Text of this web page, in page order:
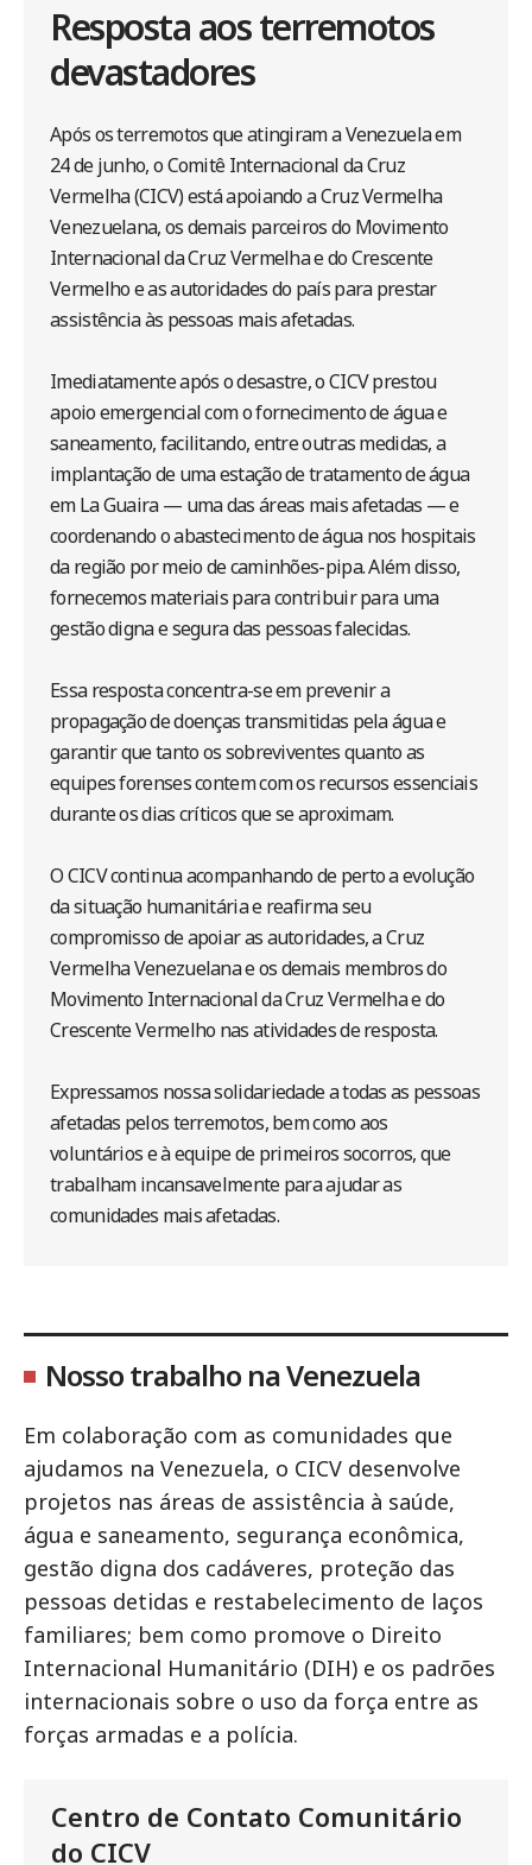
Resposta aos terremotos
devastadores
Após os terremotos que atingiram a Venezuela em
24 de junho, o Comitê Internacional da Cruz
Vermelha (CICV) está apoiando a Cruz Vermelha
Venezuelana, os demais parceiros do Movimento
Internacional da Cruz Vermelha e do Crescente
Vermelho e as autoridades do país para prestar
assistência às pessoas mais afetadas.
Imediatamente após o desastre, o CICV prestou
apoio emergencial com o fornecimento de água e
saneamento, facilitando, entre outras medidas, a
implantação de uma estação de tratamento de água
em La Guaira — uma das áreas mais afetadas — e
coordenando o abastecimento de água nos hospitais
da região por meio de caminhões-pipa. Além disso,
fornecemos materiais para contribuir para uma
gestão digna e segura das pessoas falecidas.
Essa resposta concentra-se em prevenir a
propagação de doenças transmitidas pela água e
garantir que tanto os sobreviventes quanto as
equipes forenses contem com os recursos essenciais
durante os dias críticos que se aproximam.
O CICV continua acompanhando de perto a evolução
da situação humanitária e reafirma seu
compromisso de apoiar as autoridades, a Cruz
Vermelha Venezuelana e os demais membros do
Movimento Internacional da Cruz Vermelha e do
Crescente Vermelho nas atividades de resposta.
Expressamos nossa solidariedade a todas as pessoas
afetadas pelos terremotos, bem como aos
voluntários e à equipe de primeiros socorros, que
trabalham incansavelmente para ajudar as
comunidades mais afetadas.
Nosso trabalho na Venezuela
Em colaboração com as comunidades que
ajudamos na Venezuela, o CICV desenvolve
projetos nas áreas de assistência à saúde,
água e saneamento, segurança econômica,
gestão digna dos cadáveres, proteção das
pessoas detidas e restabelecimento de laços
familiares; bem como promove o Direito
Internacional Humanitário (DIH) e os padrões
internacionais sobre o uso da força entre as
forças armadas e a polícia.
Centro de Contato Comunitário
do CICV